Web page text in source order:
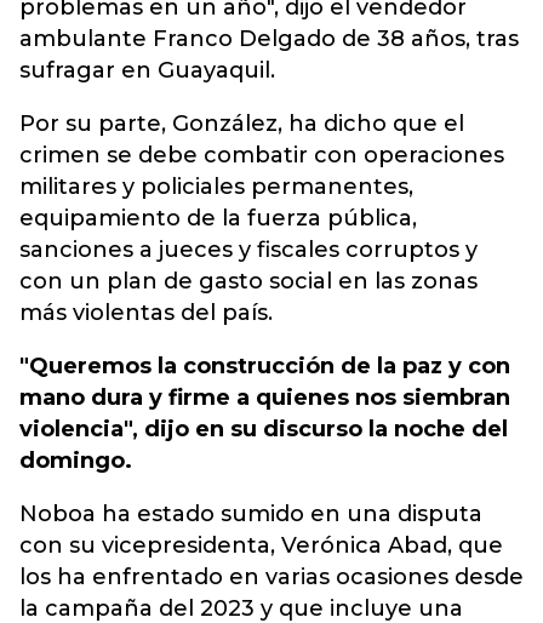
problemas en un año", dijo el vendedor
ambulante Franco Delgado de 38 años, tras
sufragar en Guayaquil.
Por su parte, González, ha dicho que el
crimen se debe combatir con operaciones
militares y policiales permanentes,
equipamiento de la fuerza pública,
sanciones a jueces y fiscales corruptos y
con un plan de gasto social en las zonas
más violentas del país.
"Queremos la construcción de la paz y con
mano dura y firme a quienes nos siembran
violencia", dijo en su discurso la noche del
domingo.
Noboa ha estado sumido en una disputa
con su vicepresidenta, Verónica Abad, que
los ha enfrentado en varias ocasiones desde
la campaña del 2023 y que incluye una